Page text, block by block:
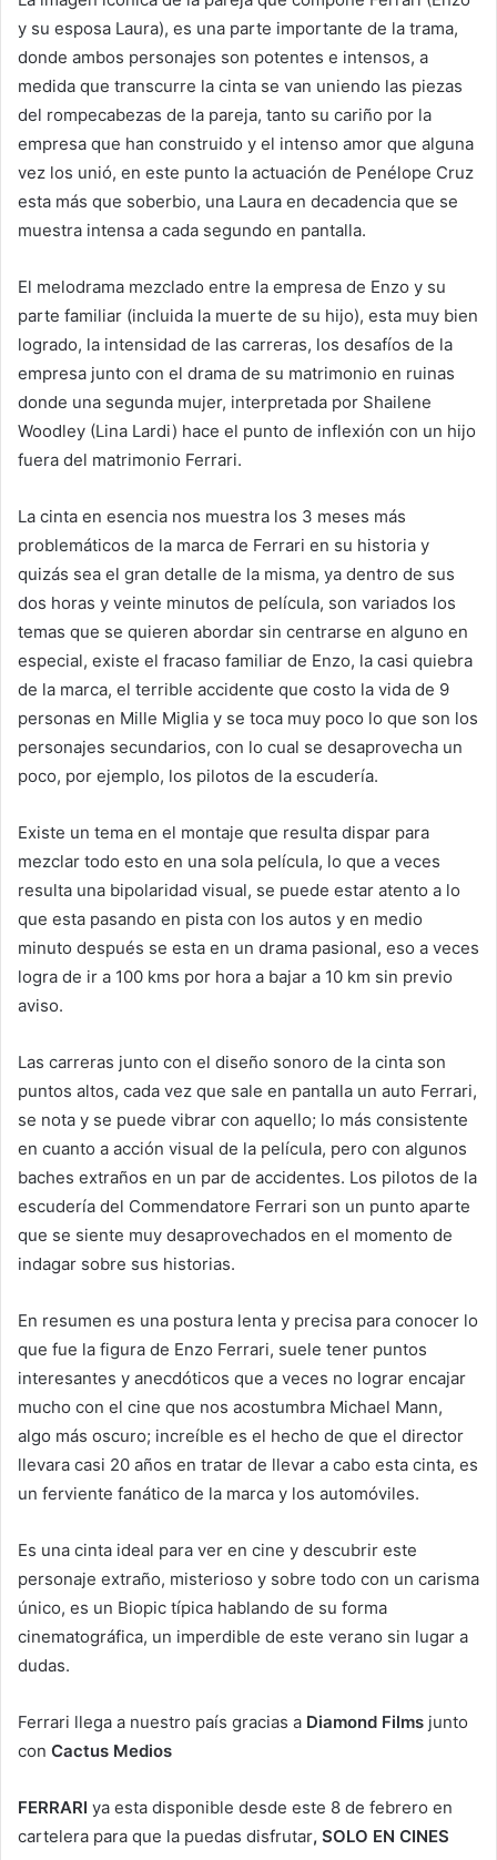
y su esposa Laura), es una parte importante de la trama,
donde ambos personajes son potentes e intensos, a
medida que transcurre la cinta se van uniendo las piezas
del rompecabezas de la pareja, tanto su cariño por la
empresa que han construido y el intenso amor que alguna
vez los unió, en este punto la actuación de Penélope Cruz
esta más que soberbio, una Laura en decadencia que se
muestra intensa a cada segundo en pantalla.
El melodrama mezclado entre la empresa de Enzo y su
parte familiar (incluida la muerte de su hijo), esta muy bien
logrado, la intensidad de las carreras, los desafíos de la
empresa junto con el drama de su matrimonio en ruinas
donde una segunda mujer, interpretada por Shailene
Woodley (Lina Lardi) hace el punto de inflexión con un hijo
fuera del matrimonio Ferrari.
La cinta en esencia nos muestra los 3 meses más
problemáticos de la marca de Ferrari en su historia y
quizás sea el gran detalle de la misma, ya dentro de sus
dos horas y veinte minutos de película, son variados los
temas que se quieren abordar sin centrarse en alguno en
especial, existe el fracaso familiar de Enzo, la casi quiebra
de la marca, el terrible accidente que costo la vida de 9
personas en Mille Miglia y se toca muy poco lo que son los
personajes secundarios, con lo cual se desaprovecha un
poco, por ejemplo, los pilotos de la escudería.
Existe un tema en el montaje que resulta dispar para
mezclar todo esto en una sola película, lo que a veces
resulta una bipolaridad visual, se puede estar atento a lo
que esta pasando en pista con los autos y en medio
minuto después se esta en un drama pasional, eso a veces
logra de ir a 100 kms por hora a bajar a 10 km sin previo
aviso.
Las carreras junto con el diseño sonoro de la cinta son
puntos altos, cada vez que sale en pantalla un auto Ferrari,
se nota y se puede vibrar con aquello; lo más consistente
en cuanto a acción visual de la película, pero con algunos
baches extraños en un par de accidentes. Los pilotos de la
escudería del Commendatore Ferrari son un punto aparte
que se siente muy desaprovechados en el momento de
indagar sobre sus historias.
En resumen es una postura lenta y precisa para conocer lo
que fue la figura de Enzo Ferrari, suele tener puntos
interesantes y anecdóticos que a veces no lograr encajar
mucho con el cine que nos acostumbra Michael Mann,
algo más oscuro; increíble es el hecho de que el director
llevara casi 20 años en tratar de llevar a cabo esta cinta, es
un ferviente fanático de la marca y los automóviles.
Es una cinta ideal para ver en cine y descubrir este
personaje extraño, misterioso y sobre todo con un carisma
único, es un Biopic típica hablando de su forma
cinematográfica, un imperdible de este verano sin lugar a
dudas.
Ferrari llega a nuestro país gracias a Diamond Films junto
con Cactus Medios
FERRARI ya esta disponible desde este 8 de febrero en
cartelera para que la puedas disfrutar, SOLO EN CINES